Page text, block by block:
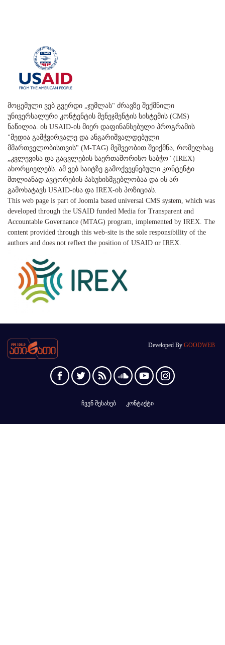
მოცემული ვებ გვერდი „ჯუმლას" ძრავზე შექმნილი
უნივერსალური კონტენტის მენეჯმენტის სისტემის (CMS)
ნაწილია. ის USAID-ის მიერ დაფინანსებული პროგრამის
"მედია გამჭვირვალე და ანგარიშვალდებული
მმართველობისთვის" (M-TAG) მეშვეობით შეიქმნა, რომელსაც
„კვლევისა და გაცვლების საერთაშორისო საბჭო" (IREX)
ახორციელებს. ამ ვებ საიტზე გამოქვეყნებული კონტენტი
მთლიანად ავტორების პასუხისმგებლობაა და ის არ
გამოხატავს USAID-ისა და IREX-ის პოზიციას.
This web page is part of Joomla based universal CMS system, which was
developed through the USAID funded Media for Transparent and
Accountable Governance (MTAG) program, implemented by IREX. The
content provided through this web-site is the sole responsibility of the
authors and does not reflect the position of USAID or IREX.
Developed By GOODWEB
ჩვენ შესახებ კონტაქტი